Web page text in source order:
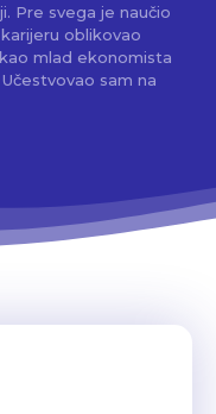
Pre svega je naučio
mlad ekonomista
sam na